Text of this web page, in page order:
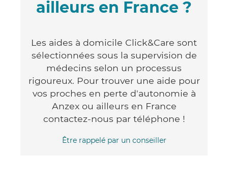
ailleurs en France ?
Les aides à domicile Click&Care sont
sélectionnées sous la supervision de
médecins selon un processus
rigoureux. Pour trouver une aide pour
vos proches en perte d'autonomie à
Anzex ou ailleurs en France
contactez-nous par téléphone !
Être rappelé par un conseiller